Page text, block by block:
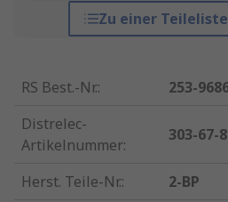
Zu einer
RS Best.-Nr.:
253-
Distrelec-
Artikelnummer:
303-67-
Herst. Teile-Nr.:
2-BP